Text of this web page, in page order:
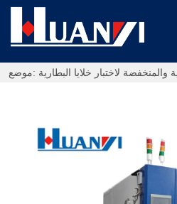
موضع: والمنخفضة لاختبار خلايا البطارية